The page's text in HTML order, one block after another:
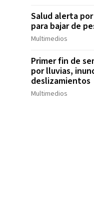
Salud alerta
para bajar de
Multimedios
Primer fin de
por lluvias,
deslizamientos
Multimedios